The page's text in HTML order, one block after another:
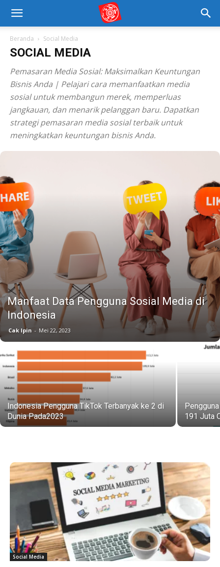
Beranda Social Media
SOCIAL MEDIA
Pemasaran Media Sosial: Maksimalkan Keuntungan
Bisnis Anda | Pelajari cara memanfaatkan media
sosial untuk membangun merek, memperluas
jangkauan, dan menarik pelanggan baru. Dapatkan
strategi pemasaran media sosial terbaik untuk
meningkatkan keuntungan bisnis Anda.
Manfaat Data Pengguna Sosial Media di
Indonesia
Cak Ipin - Mei 22, 2023
Indonesia Pengguna TikTok Terbanyak ke 2 di
Dunia Pada2023
191 Juta
Social Media